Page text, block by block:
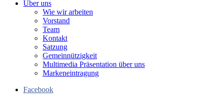
Über uns
Wie wir arbeiten
Vorstand
Team
Kontakt
Satzung
Gemeinnützigkeit
Multimedia Präsentation über uns
Markeneintragung
Facebook